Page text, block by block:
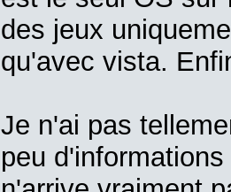
des jeux
qu'avec vista.
Je n'ai pas
peu